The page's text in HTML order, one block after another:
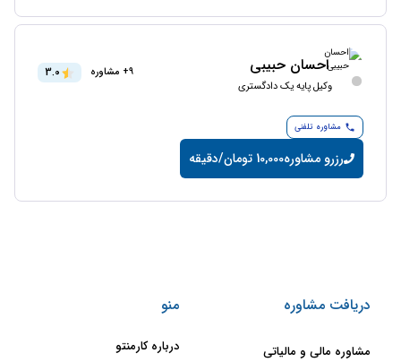
احسان حبیبی
وکیل پایه یک دادگستری
9+ مشاوره 3.0
مشاوره تلفنی
رزرو مشاوره10,000 تومان/دقیقه
دریافت مشاوره
مشاوره مالی و مالیاتی
منو
درباره کارمنتو